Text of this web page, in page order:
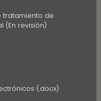
tratamiento de
(En revisión)
(.docx)